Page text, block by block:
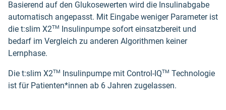
Basierend auf den Glukosewerten wird die Insulinabgabe
automatisch angepasst. Mit Eingabe weniger Parameter ist
die t:slim X2TM Insulinpumpe sofort einsatzbereit und
bedarf im Vergleich zu anderen Algorithmen keiner
Lernphase.
Die t:slim X2TM Insulinpumpe mit Control-IQTM Technologie
ist für Patienten*innen ab 6 Jahren zugelassen.